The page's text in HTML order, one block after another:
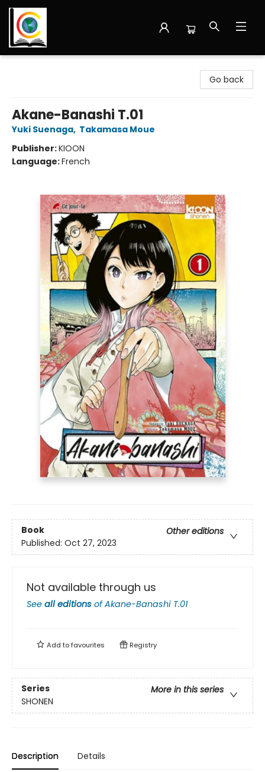
Go back
Akane-Banashi T.01
Yuki Suenaga, Takamasa Moue
Publisher:KIOON
Language:French
Book
Other editions
Published: Oct 27, 2023
Not available through us
See all editions ofAkane-Banashi T.01
Add tofavourites Registry
Series
More in this series
SHONEN
Description Details